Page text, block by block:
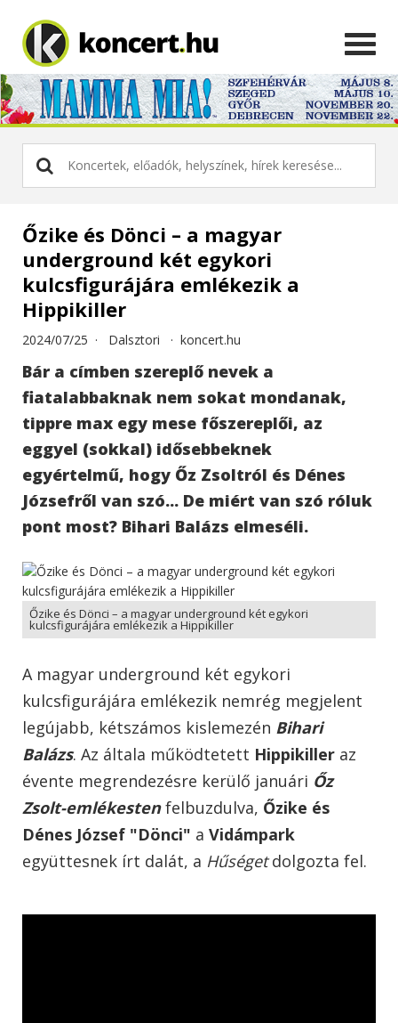
Őzike és Dönci – a magyar
underground két egykori
kulcsfigurájára emlékezik a
Hippikiller
2024/07/25 · Dalsztori · koncert.hu
Bár a címben szereplő nevek a
fiatalabbaknak nem sokat mondanak,
tippre max egy mese főszereplői, az
eggyel (sokkal) idősebbeknek
egyértelmű, hogy Őz Zsoltról és Dénes
Józsefről van szó... De miért van szó róluk
pont most? Bihari Balázs elmeséli.
Őzike és Dönci – a magyar underground két egykori
kulcsfigurájára emlékezik a Hippikiller
A magyar underground két egykori
kulcsfigurájára emlékezik nemrég megjelent
legújabb, kétszámos kislemezén Bihari
Balázs. Az általa működtetett Hippikiller az
évente megrendezésre kerülő januári Őz
Zsolt-emlékestenfelbuzdulva, Őzike és
Dénes József "Dönci" a Vidámpark
együttesnek írt dalát, a Hűségetdolgozta fel.